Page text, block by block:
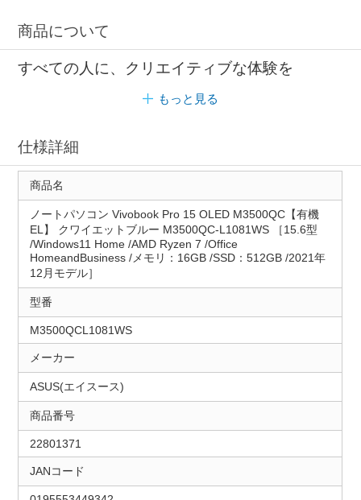
商品について
すべての人に、クリエイティブな体験を
もっと見る
仕様詳細
商品名
ノートパソコン Vivobook Pro 15 OLED M3500QC【有機
EL】 クワイエットブルー M3500QC-L1081WS ［15.6型
/Windows11 Home /AMD Ryzen 7 /Office
HomeandBusiness /メモリ：16GB /SSD：512GB /2021年
12月モデル］
型番
M3500QCL1081WS
メーカー
ASUS(エイスース)
商品番号
22801371
JANコード